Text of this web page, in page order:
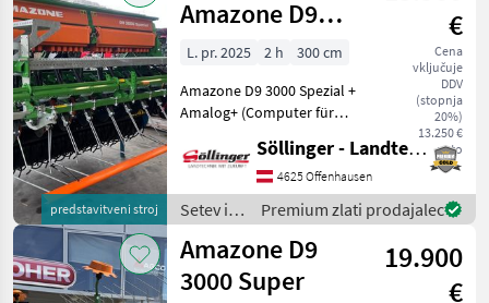
predstavitveni stroj
Amazone D9
3000 Spezial
€
Cena
vključuje
DDV
(stopnja
20%)
13.250 €
neto
L. pr. 2025 2 h
300 cm
Amazone D9 3000 Spezial +
Amalog+ (Computer für
Überwachung,
Füllstandsensor) +
Exaktstriegel + 21 Reihen
RoTeC-Scharen (14, 3cm
Reihenab
Söllinger - Landtechnik GmbH
4625 Offenhausen
Setev in
nega /
Amazone
Premium zlati prodajalec
Amazone D9
3000 Super
19.900
€